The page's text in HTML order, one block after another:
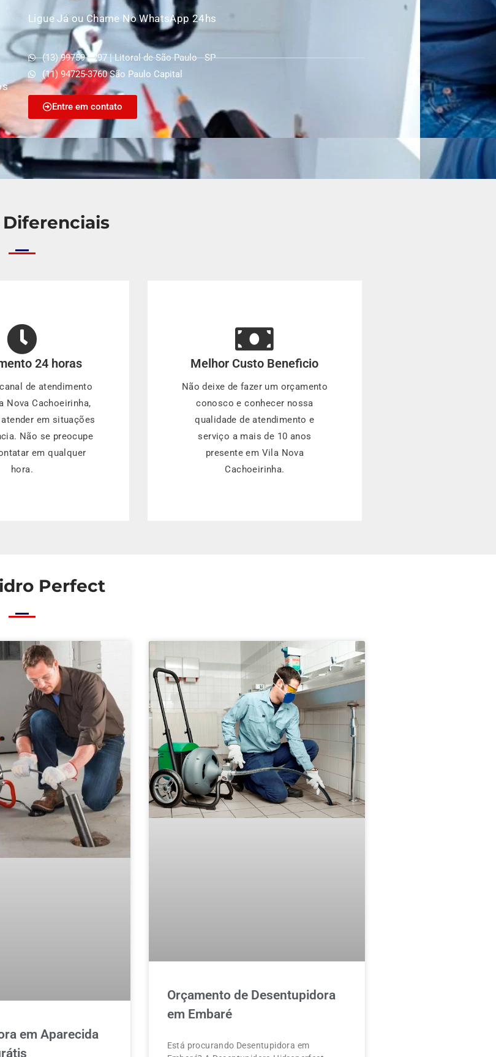
Ligue Já ou Chame No WhatsApp 24hs
(13) 99759-8297 | Litoral de São Paulo - SP
(11) 94725-3760 São Paulo Capital
Entre em contato
Diferenciais
24 horas
de atendimento
Nova Cachoeirinha,
em situações
Não se preocupe
em qualquer
hora.
Melhor Custo Beneficio
Não deixe de fazer um orçamento
conosco e conhecer nossa
qualidade de atendimento e
serviço a mais de 10 anos
presente em Vila Nova
Cachoeirinha.
Perfect
em Aparecida
Orçamento de Desentupidora
em Embaré
Está procurando Desentupidora em